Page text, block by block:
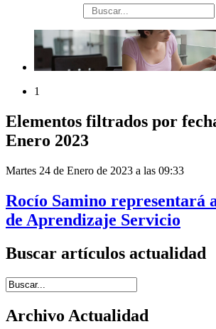
búsqueda
1
Elementos filtrados por
Enero 2023
Martes 24 de Enero de 2023 a las 09:33
Rocío Samino representará
de Aprendizaje Servicio
Buscar artículos actualidad
Introduce términos de búsqueda
Archivo Actualidad